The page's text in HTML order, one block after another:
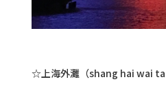
☆上海外灘（shang hai wai